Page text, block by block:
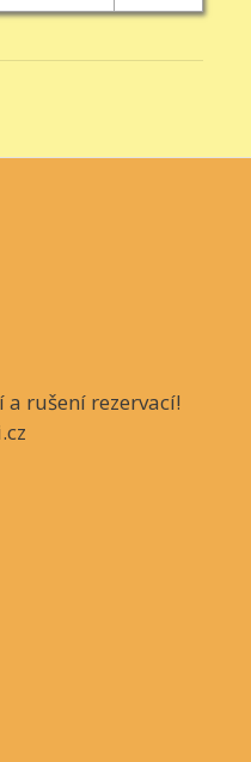
rušení rezervací!